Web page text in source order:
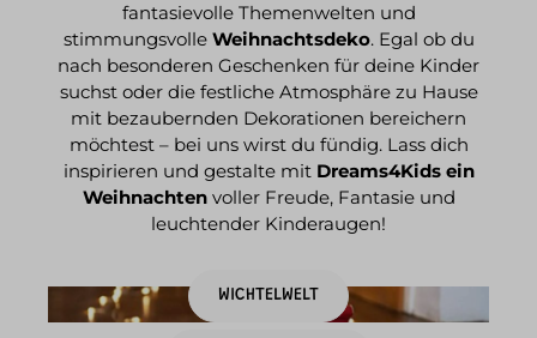
fantasievolle Themenwelten und
stimmungsvolle Weihnachtsdeko. Egal ob du
nach besonderen Geschenken für deine Kinder
suchst oder die festliche Atmosphäre zu Hause
mit bezaubernden Dekorationen bereichern
möchtest – bei uns wirst du fündig. Lass dich
inspirieren und gestalte mit Dreams4Kids ein
Weihnachtenvoller Freude, Fantasie und
leuchtender Kinderaugen!
WICHTELWELT